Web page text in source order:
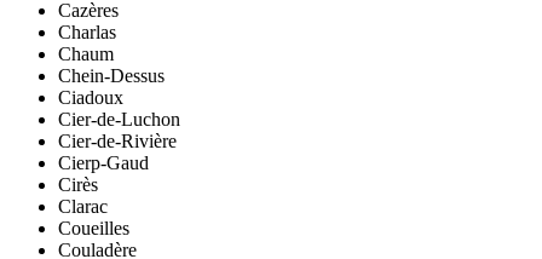
Cazères
Charlas
Chaum
Chein-Dessus
Ciadoux
Cier-de-Luchon
Cier-de-Rivière
Cierp-Gaud
Cirès
Clarac
Coueilles
Couladère